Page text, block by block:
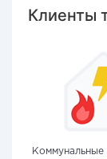
Клиенты
Коммунальные